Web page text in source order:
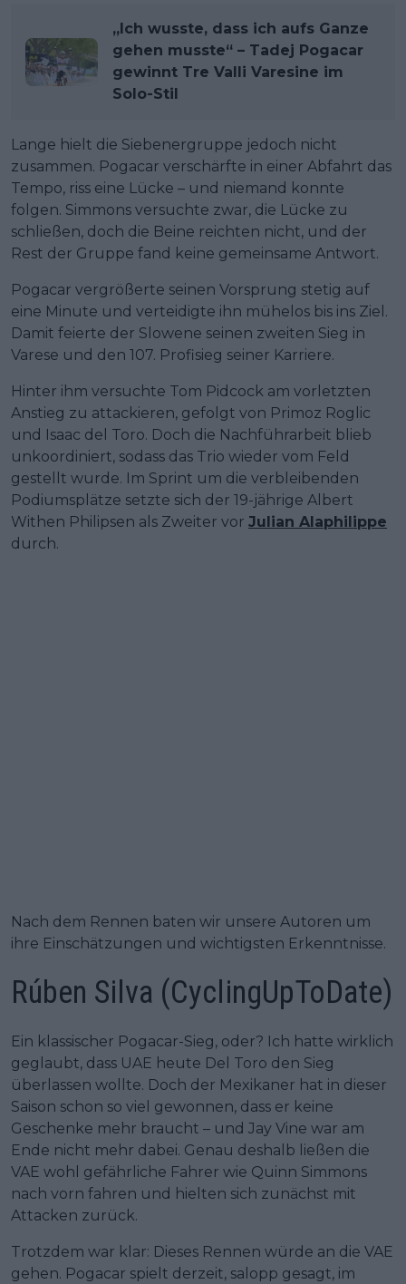
„Ich wusste, dass ich aufs Ganze
gehen musste“ – Tadej Pogacar
gewinnt Tre Valli Varesine im
Solo-Stil
Lange hielt die Siebenergruppe jedoch nicht
zusammen. Pogacar verschärfte in einer Abfahrt das
Tempo, riss eine Lücke – und niemand konnte
folgen. Simmons versuchte zwar, die Lücke zu
schließen, doch die Beine reichten nicht, und der
Rest der Gruppe fand keine gemeinsame Antwort.
Pogacar vergrößerte seinen Vorsprung stetig auf
eine Minute und verteidigte ihn mühelos bis ins Ziel.
Damit feierte der Slowene seinen zweiten Sieg in
Varese und den 107. Profisieg seiner Karriere.
Hinter ihm versuchte Tom Pidcock am vorletzten
Anstieg zu attackieren, gefolgt von Primoz Roglic
und Isaac del Toro. Doch die Nachführarbeit blieb
unkoordiniert, sodass das Trio wieder vom Feld
gestellt wurde. Im Sprint um die verbleibenden
Podiumsplätze setzte sich der 19-jährige Albert
Withen Philipsen als Zweiter vor Julian Alaphilippe
durch.
Nach dem Rennen baten wir unsere Autoren um
ihre Einschätzungen und wichtigsten Erkenntnisse.
Rúben Silva (CyclingUpToDate)
Ein klassischer Pogacar-Sieg, oder? Ich hatte wirklich
geglaubt, dass UAE heute Del Toro den Sieg
überlassen wollte. Doch der Mexikaner hat in dieser
Saison schon so viel gewonnen, dass er keine
Geschenke mehr braucht – und Jay Vine war am
Ende nicht mehr dabei. Genau deshalb ließen die
VAE wohl gefährliche Fahrer wie Quinn Simmons
nach vorn fahren und hielten sich zunächst mit
Attacken zurück.
Trotzdem war klar: Dieses Rennen würde an die VAE
gehen. Pogacar spielt derzeit, salopp gesagt, im